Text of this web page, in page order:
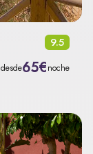
9.5
desde65€noche